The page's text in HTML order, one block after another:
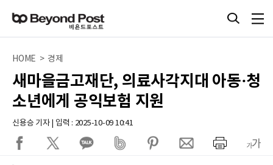
HOME > 경제
새마을금고재단, 의료사각지대 아동·청
소년에게 공익보험 지원
신용승 기자 | 입력 : 2025-10-09 10:41